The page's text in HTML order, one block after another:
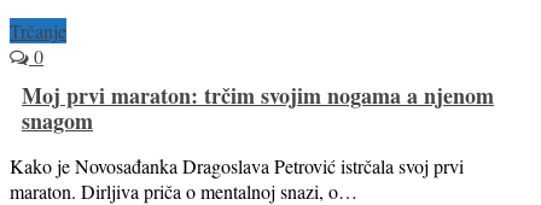
Trčanje
0
Moj prvi maraton: trčim svojim nogama a njenom
snagom
Kako je Novosađanka Dragoslava Petrović istrčala svoj prvi
maraton. Dirljiva priča o mentalnoj snazi, o…